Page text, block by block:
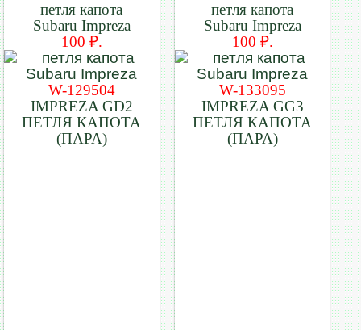
петля капота
Subaru Impreza
100 ₽.
W-129504
IMPREZA GD2
ПЕТЛЯ КАПОТА
(ПАРА)
петля капота
Subaru Impreza
100 ₽.
W-133095
IMPREZA GG3
ПЕТЛЯ КАПОТА
(ПАРА)